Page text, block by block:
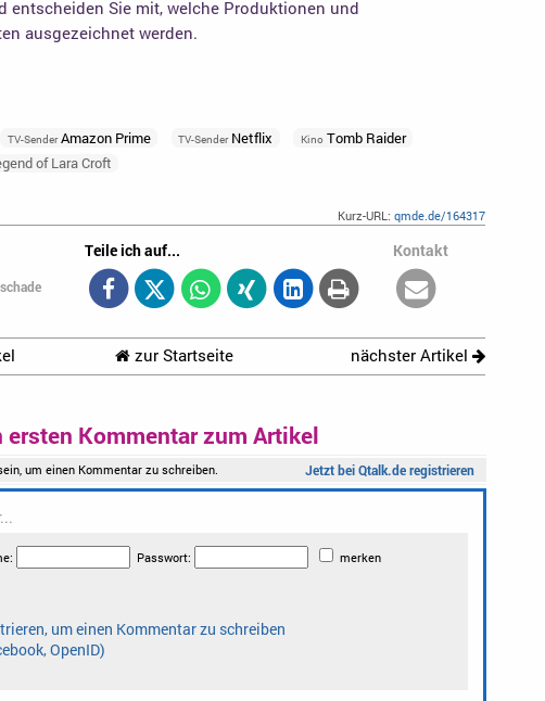
entscheiden Sie mit, welche Produktionen und
ausgezeichnet werden.
TV-SenderAmazon Prime TV-SenderNetflix KinoTomb Raider
of Lara Croft
Kurz-URL:qmde.de/164317
schade
Teile ich auf... Kontakt
zur Startseite nächster Artikel
ersten Kommentar zum Artikel